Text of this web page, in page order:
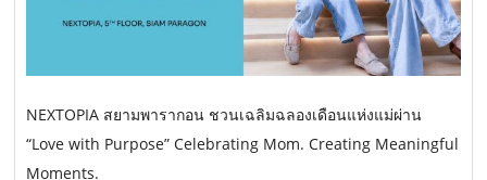
NEXTOPIA สยามพารากอน ชวนเฉลิมฉลองเดือนแห่งแม่ผ่าน
“Love with Purpose” Celebrating Mom. Creating Meaningful
Moments.